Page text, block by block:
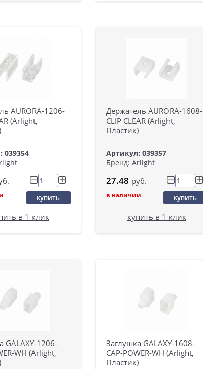
AURORA-1206-
(Arlight,
039354
купить
в 1 клик
Держатель AURORA-1608-
CLIP CLEAR (Arlight,
Пластик)
Артикул: 039357
Бренд: Arlight
27.48 руб.
в наличии купить
купить в 1 клик
GALAXY-1206-
WH (Arlight,
Заглушка GALAXY-1608-
CAP-POWER-WH (Arlight,
Пластик)